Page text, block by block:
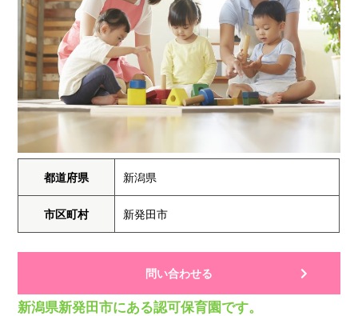
都道府県 新潟県
市区町村 新発田市
問い合わせる
新潟県新発田市にある認可保育園です。